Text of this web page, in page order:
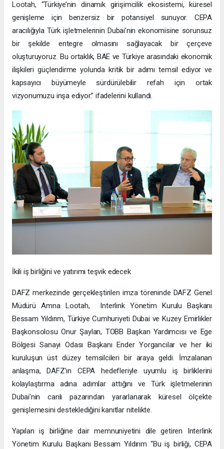
Lootah, “Türkiye’nin dinamik girişimcilik ekosistemi, küresel
genişleme için benzersiz bir potansiyel sunuyor. CEPA
aracılığıyla Türk işletmelerinin Dubai’nin ekonomisine sorunsuz
bir şekilde entegre olmasını sağlayacak bir çerçeve
oluşturuyoruz. Bu ortaklık, BAE ve Türkiye arasındaki ekonomik
ilişkileri güçlendirme yolunda kritik bir adımı temsil ediyor ve
kapsayıcı büyümeyle sürdürülebilir refah için ortak
vizyonumuzu inşa ediyor.” ifadelerini kullandı.
İkili iş birliğini ve yatırımı teşvik edecek
DAFZ merkezinde gerçekleştirilen imza töreninde DAFZ Genel
Müdürü Amna Lootah, Interlink Yönetim Kurulu Başkanı
Bessam Yıldırım, Türkiye Cumhuriyeti Dubai ve Kuzey Emirlikler
Başkonsolosu Onur Şaylan, TOBB Başkan Yardımcısı ve Ege
Bölgesi Sanayi Odası Başkanı Ender Yorgancılar ve her iki
kuruluşun üst düzey temsilcileri bir araya geldi. İmzalanan
anlaşma, DAFZ’ın CEPA hedefleriyle uyumlu iş birliklerini
kolaylaştırma adına adımlar attığını ve Türk işletmelerinin
Dubai’nin canlı pazarından yararlanarak küresel ölçekte
genişlemesini desteklediğini kanıtlar nitelikte.
Yapılan iş birliğine dair memnuniyetini dile getiren Interlink
Yönetim Kurulu Başkanı Bessam Yıldırım “Bu iş birliği, CEPA